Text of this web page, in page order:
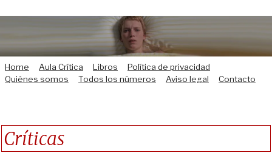
Home Aula Crítica Libros
Política de privacidad
Quiénes somos
Todos los números Aviso legal Contacto
Críticas